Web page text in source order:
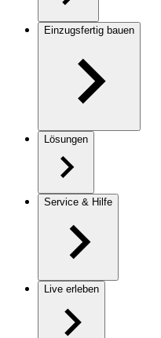
Einzugsfertig bauen
Lösungen
Service & Hilfe
Live erleben